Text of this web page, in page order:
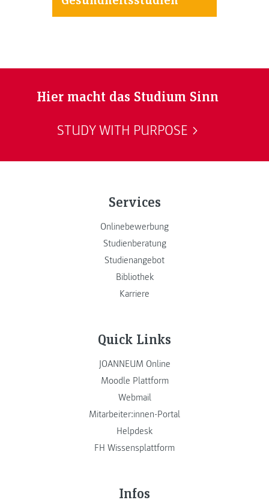
Hier macht das Studium Sinn
STUDY WITH PURPOSE
Services
Onlinebewerbung
Studienberatung
Studienangebot
Bibliothek
Karriere
Quick Links
JOANNEUM Online
Moodle Plattform
Webmail
Mitarbeiter:innen-Portal
Helpdesk
FH Wissensplattform
Infos